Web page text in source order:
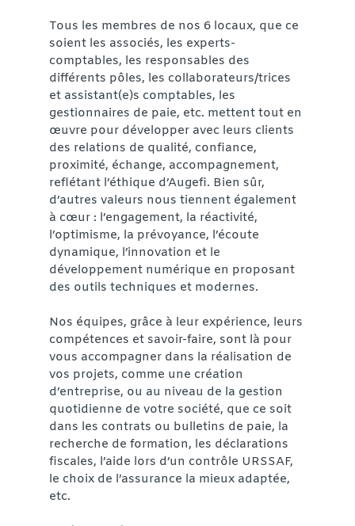
Tous les membres de nos 6 locaux, que ce
soient les associés, les experts-
comptables, les responsables des
différents pôles, les collaborateurs/trices
et assistant(e)s comptables, les
gestionnaires de paie, etc. mettent tout en
œuvre pour développer avec leurs clients
des relations de qualité, confiance,
proximité, échange, accompagnement,
reflétant l’éthique d’Augefi. Bien sûr,
d’autres valeurs nous tiennent également
à cœur : l’engagement, la réactivité,
l’optimisme, la prévoyance, l’écoute
dynamique, l’innovation et le
développement numérique en proposant
des outils techniques et modernes.
Nos équipes, grâce à leur expérience, leurs
compétences et savoir-faire, sont là pour
vous accompagner dans la réalisation de
vos projets, comme une création
d’entreprise, ou au niveau de la gestion
quotidienne de votre société, que ce soit
dans les contrats ou bulletins de paie, la
recherche de formation, les déclarations
fiscales, l’aide lors d’un contrôle URSSAF,
le choix de l’assurance la mieux adaptée,
etc.